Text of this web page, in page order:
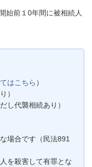
始前１0年間に被相続人
はこちら ）
）
し代襲相続あり）
場合です（民法891
を殺害して有罪とな